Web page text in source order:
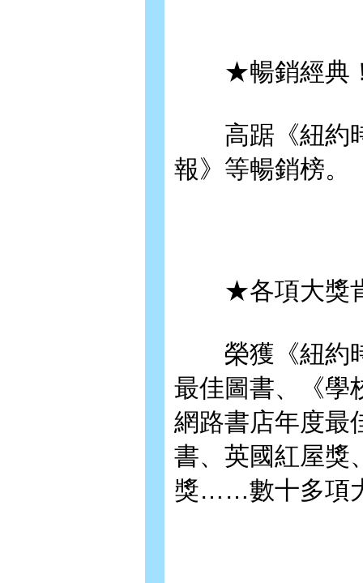
★暢銷經典
高踞《紐約時
報》等暢銷榜。
★各項大獎
榮獲《紐約時
最佳圖書、《學
網路書店年度最
書、英國紅屋獎
獎……數十多項